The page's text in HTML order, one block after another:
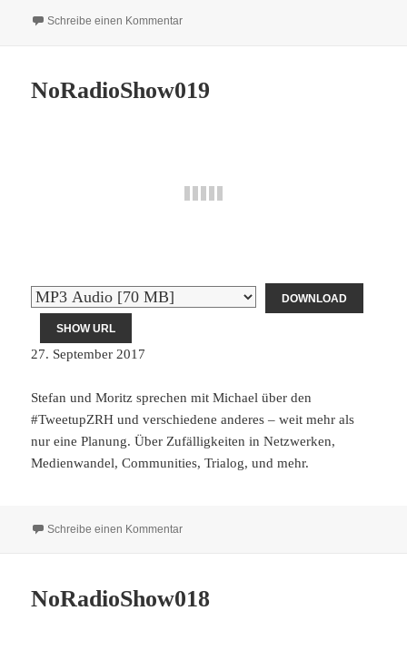
Schreibe einen Kommentarzu NoRadioShow020
NoRadioShow019
DOWNLOAD
SHOW URL
27. September 2017
Stefan und Moritz sprechen mit Michael über den
#TweetupZRH und verschiedene anderes – weit mehr als
nur eine Planung. Über Zufälligkeiten in Netzwerken,
Medienwandel, Communities, Trialog, und mehr.
Schreibe einen Kommentarzu NoRadioShow019
NoRadioShow018